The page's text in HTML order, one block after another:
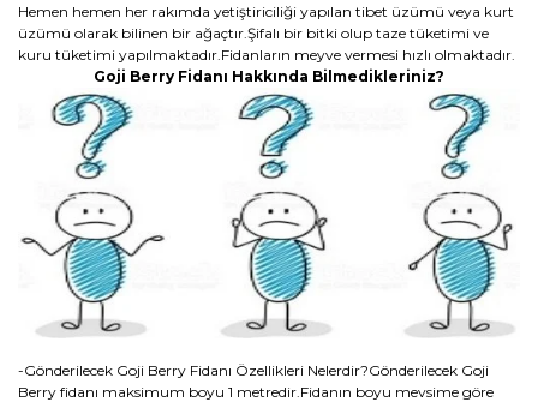
Hemen hemen her rakımda yetiştiriciliği yapılan tibet üzümü veya kurt
üzümü olarak bilinen bir ağaçtır.Şifalı bir bitki olup taze tüketimi ve
kuru tüketimi yapılmaktadır.Fidanların meyve vermesi hızlı olmaktadır.
Goji Berry Fidanı Hakkında Bilmedikleriniz?
-Gönderilecek Goji Berry Fidanı Özellikleri Nelerdir?Gönderilecek Goji
Berry fidanı maksimum boyu 1 metredir.Fidanın boyu mevsime göre